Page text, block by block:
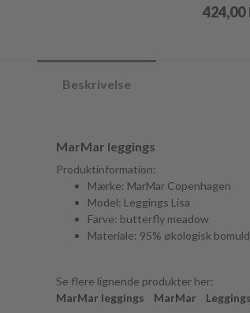
424,00
Beskrivelse
MarMar leggings
Produktinformation:
Mærke: MarMar Copenhagen
Model: Leggings Lisa
Farve: butterfly meadow
Materiale: 95% økologisk
Se flere lignende produkter her:
MarMar leggings
MarMar